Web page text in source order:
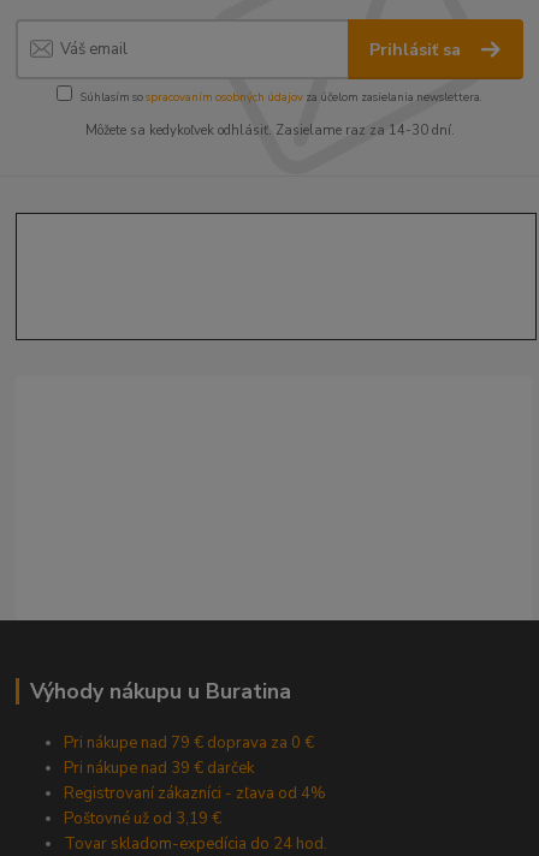
Prihlásiť sa
Súhlasím sospracovaním osobných údajov za účelom zasielania newslettera.
Môžete sa kedykoľvek odhlásiť. Zasielame raz za 14-30 dní.
Výhody nákupu u Buratina
Pri nákupe nad 79 € doprava za 0 €
Pri nákupe nad 39 € darček
Registrovaní zákazníci - zľava od 4%
Poštovné už od 3,19 €
Tovar skladom-expedícia do 24 hod.